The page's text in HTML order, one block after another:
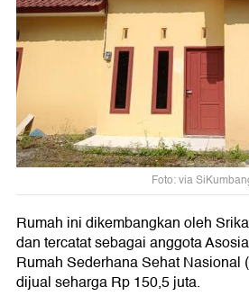
Foto: via
Rumah ini dikembangkan oleh
dan tercatat sebagai anggota
Rumah Sederhana Sehat Nasional
dijual seharga Rp 150,5 juta.